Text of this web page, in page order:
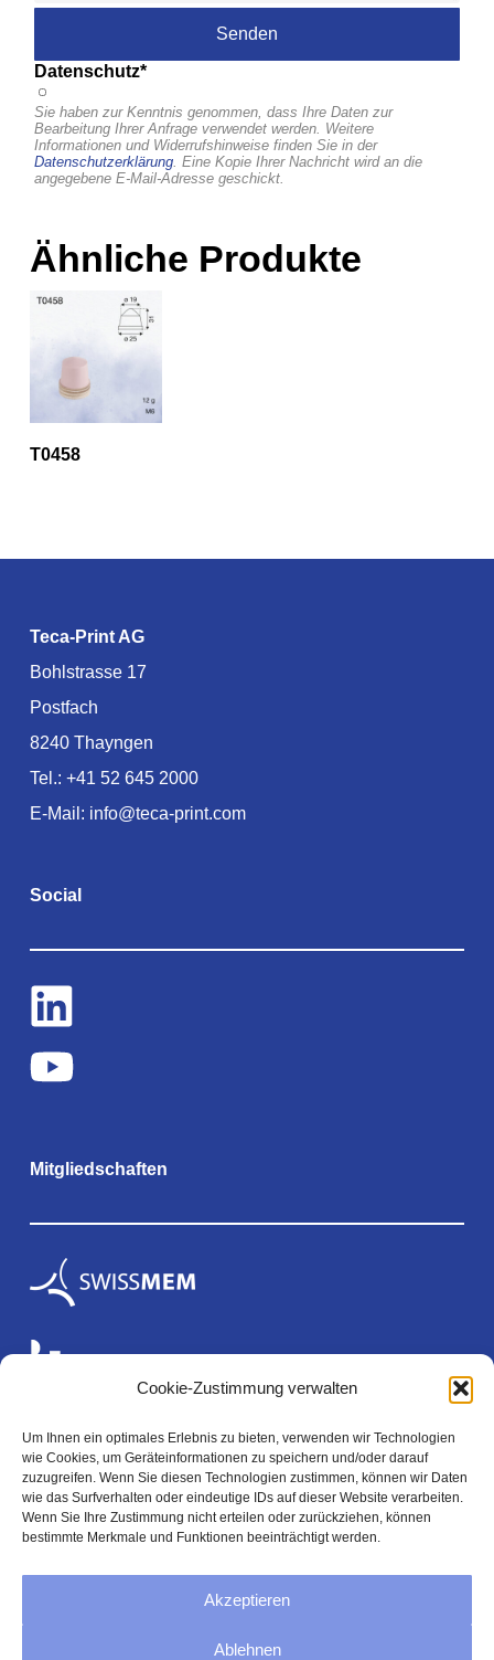
Cookie-Zustimmung verwalten
Um Ihnen ein optimales Erlebnis zu bieten, verwenden wir Technologien
wie Cookies, um Geräteinformationen zu speichern und/oder darauf
zuzugreifen. Wenn Sie diesen Technologien zustimmen, können wir Daten
wie das Surfverhalten oder eindeutige IDs auf dieser Website verarbeiten.
Wenn Sie Ihre Zustimmung nicht erteilen oder zurückziehen, können
bestimmte Merkmale und Funktionen beeinträchtigt werden.
Akzeptieren
Ablehnen
Datenschutz*
Sie haben zur Kenntnis genommen, dass Ihre Daten zur
Bearbeitung Ihrer Anfrage verwendet werden. Weitere
Informationen und Widerrufshinweise finden Sie in der
Datenschutzerklärung. Eine Kopie Ihrer Nachricht wird an die
angegebene E-Mail-Adresse geschickt.
Ähnliche Produkte
T0458
Teca-Print AG
Bohlstrasse 17
Postfach
8240 Thayngen
Tel.: +41 52 645 2000
E-Mail: info@teca-print.com
Social
Mitgliedschaften
Rechtliches
Impressum